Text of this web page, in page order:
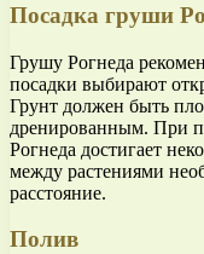
Посадка груши
Грушу Рогнеда
посадки выбирают
Грунт должен быть
дренированным. При
Рогнеда достигает
между растениями
расстояние.
Полив